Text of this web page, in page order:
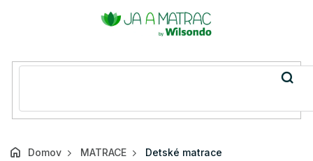
Domov MATRACE Detské matrace